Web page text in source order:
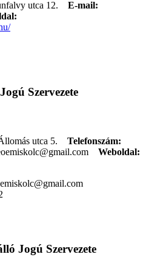
utca 12. E-mail:
Szervezete
utca 5. Telefonszám:
Weboldal:
Jogú Szervezete